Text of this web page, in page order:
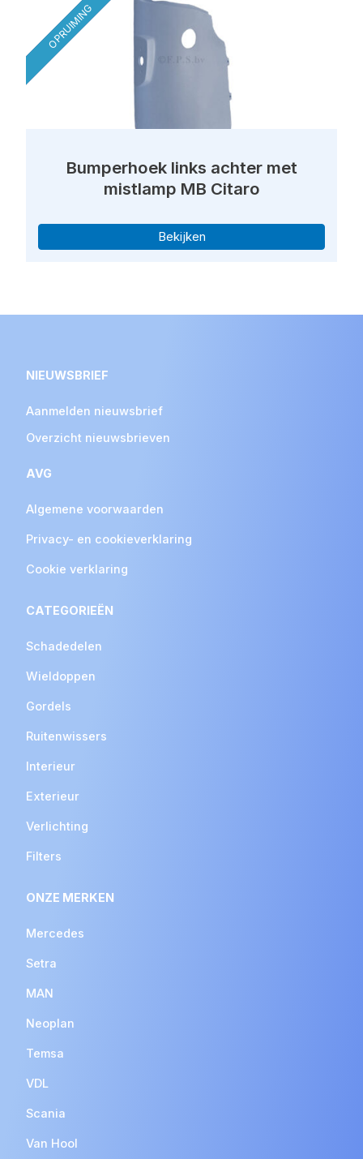
OPRUIMING
Bumperhoek links achter met
mistlamp MB Citaro
Bekijken
NIEUWSBRIEF
Aanmelden nieuwsbrief
Overzicht nieuwsbrieven
AVG
Algemene voorwaarden
Privacy- en cookieverklaring
Cookie verklaring
CATEGORIEËN
Schadedelen
Wieldoppen
Gordels
Ruitenwissers
Interieur
Exterieur
Verlichting
Filters
ONZE MERKEN
Mercedes
Setra
MAN
Neoplan
Temsa
VDL
Scania
Van Hool